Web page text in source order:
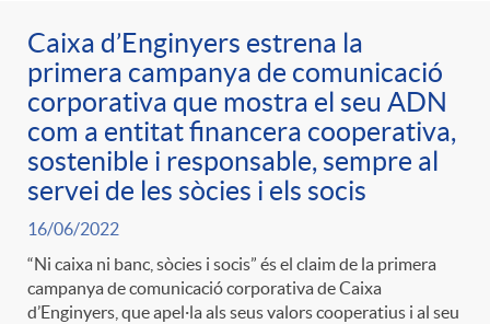
Caixa d’Enginyers estrena la
primera campanya de comunicació
corporativa que mostra el seu ADN
com a entitat financera cooperativa,
sostenible i responsable, sempre al
servei de les sòcies i els socis
16/06/2022
“Ni caixa ni banc, sòcies i socis” és el claim de la primera
campanya de comunicació corporativa de Caixa
d’Enginyers, que apel·la als seus valors cooperatius i al seu